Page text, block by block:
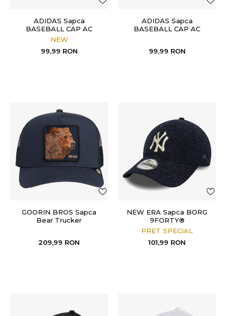
ADIDAS Sapca
BASEBALL CAP AC
NEW
99,99 RON
ADIDAS Sapca
BASEBALL CAP AC
99,99 RON
GOORIN BROS Sapca
Bear Trucker
209,99 RON
NEW ERA Sapca BORG
9FORTY®
PRET SPECIAL
101,99 RON